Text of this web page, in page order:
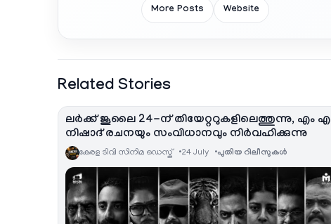
More Posts Website
Related Stories
ലർക്ക് ജൂലൈ 24-ന് തിയേറ്ററുകളിലെത്തുന്നു, എം എ
നിഷാദ് രചനയും സംവിധാനവും നിർവഹിക്കുന്നു
കേരള ടിവി സിനിമ ഡെസ്ക് 24 July പുതിയ റിലീസുകള്‍